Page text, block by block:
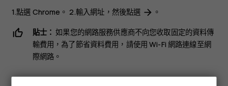
1.點選 Chrome 。 2.輸入網址，然後點選 arrow_forward 。
貼士： 如果您的網路服務供應商不向您收取固定的資料傳
輸費用，為了節省資料費用，請使用 Wi-Fi 網路連線至網
際網路。